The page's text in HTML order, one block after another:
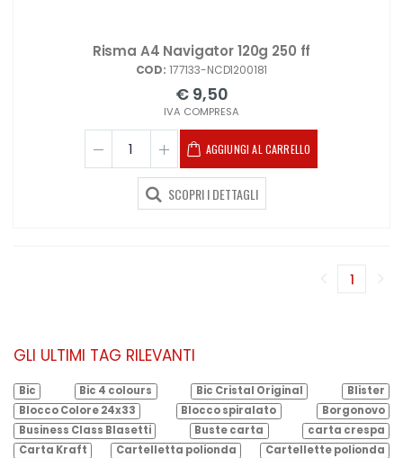
Risma A4 Navigator 120g 250 ff
COD: 177133-NCD1200181
€ 9,50
IVA COMPRESA
AGGIUNGI AL CARRELLO
SCOPRI I DETTAGLI
1
GLI ULTIMI TAG RILEVANTI
Bic Bic 4 colours Bic Cristal Original
Blister
Blocco Colore 24x33
Blocco spiralato
Borgonovo
Business Class Blasetti
Buste carta
carta crespa
Carta Kraft
Cartelletta polionda
Cartellette polionda